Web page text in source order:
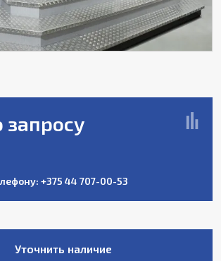
запросу
+375 44 707-00-53
Уточнить наличие